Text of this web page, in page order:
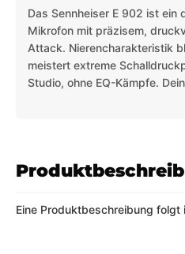
Das Sennheiser E 902 ist ein
Mikrofon mit präzisem,
Attack. Nierencharakteristik
meistert extreme
Studio, ohne EQ-Kämpfe.
Eine Produktbeschreibung folgt